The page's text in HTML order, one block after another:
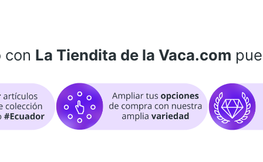
con La Tiendita de la Vaca.com